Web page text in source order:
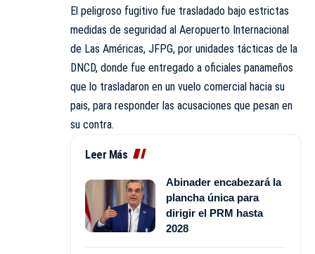
El peligroso fugitivo fue trasladado bajo estrictas
medidas de seguridad al Aeropuerto Internacional
de Las Américas, JFPG, por unidades tácticas de la
DNCD, donde fue entregado a oficiales panameños
que lo trasladaron en un vuelo comercial hacia su
pais, para responder las acusaciones que pesan en
su contra.
Leer Más
Abinader encabezará la
plancha única para
dirigir el PRM hasta
2028